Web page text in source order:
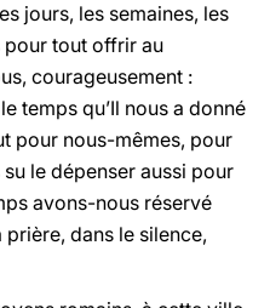
jours, les semaines, les
pour tout offrir au
courageusement :
temps qu’Il nous a donné
pour nous-mêmes, pour
le dépenser aussi pour
avons-nous réservé
dans le silence,